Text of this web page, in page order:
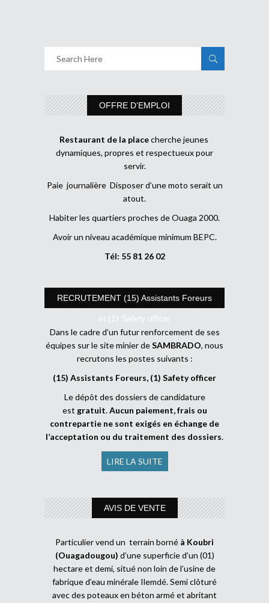
OFFRE D’EMPLOI
Restaurant de la placecherche jeunes
dynamiques, propres et respectueux pour
servir.
Paie journalière Disposer d’une moto serait un
atout.
Habiter les quartiers proches de Ouaga 2000.
Avoir un niveau académique minimum BEPC.
Tél: 55 81 26 02
RECRUTEMENT (15) Assistants Foreurs
et (1) Safety officer
Dans le cadre d’un futur renforcement de ses
équipes sur le site minier deSAMBRADO, nous
recrutons les postes suivants :
(15) Assistants Foreurs, (1) Safety officer
Le dépôt des dossiers de candidature
est gratuit.Aucun paiement, frais ou
contrepartie ne sont exigés en échange de
l’acceptation ou du traitement des dossiers.
LIRE LA SUITE
AVIS DE VENTE
Particulier vend un terrain borné à Koubri
(Ouagadougou) d’une superficie d’un (01)
hectare et demi, situé non loin de l’usine de
fabrique d’eau minérale Ilemdé. Semi clôturé
avec des poteaux en béton armé et abritant